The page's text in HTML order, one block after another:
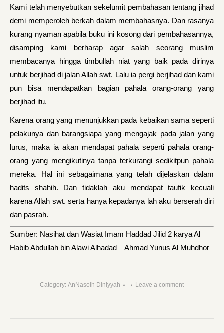
Kami telah menyebutkan sekelumit pembahasan tentang jihad
demi memperoleh berkah dalam membahasnya. Dan rasanya
kurang nyaman apabila buku ini kosong dari pembahasannya,
disamping kami berharap agar salah seorang muslim
membacanya hingga timbullah niat yang baik pada dirinya
untuk berjihad di jalan Allah swt. Lalu ia pergi berjihad dan kami
pun bisa mendapatkan bagian pahala orang-orang yang
berjihad itu.
Karena orang yang menunjukkan pada kebaikan sama seperti
pelakunya dan barangsiapa yang mengajak pada jalan yang
lurus, maka ia akan mendapat pahala seperti pahala orang-
orang yang mengikutinya tanpa terkurangi sedikitpun pahala
mereka. Hal ini sebagaimana yang telah dijelaskan dalam
hadits shahih. Dan tidaklah aku mendapat taufik kecuali
karena Allah swt. serta hanya kepada­nya lah aku berserah diri
dan pasrah.
Sumber: Nasihat dan Wasiat Imam Haddad Jilid 2 karya Al
Habib Abdullah bin Alawi Alhadad – Ahmad Yunus Al Muhdhor
Category: AnNasoih Diniyyah Leave a comment